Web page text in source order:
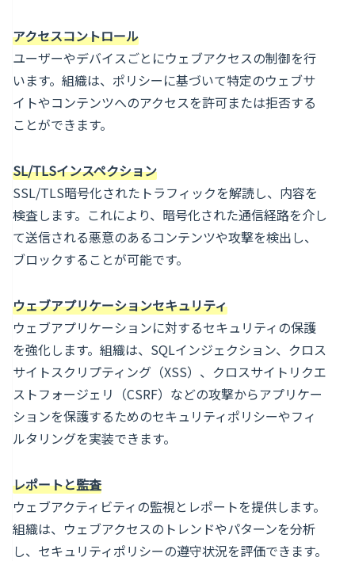
アクセスコントロール
ユーザーやデバイスごとにウェブアクセスの制御を行
います。組織は、ポリシーに基づいて特定のウェブサ
イトやコンテンツへのアクセスを許可または拒否する
ことができます。
SL/TLSインスペクション
SSL/TLS暗号化されたトラフィックを解読し、内容を
検査します。これにより、暗号化された通信経路を介し
て送信される悪意のあるコンテンツや攻撃を検出し、
ブロックすることが可能です。
ウェブアプリケーションセキュリティ
ウェブアプリケーションに対するセキュリティの保護
を強化します。組織は、SQLインジェクション、クロス
サイトスクリプティング（XSS）、クロスサイトリクエ
ストフォージェリ（CSRF）などの攻撃からアプリケー
ションを保護するためのセキュリティポリシーやフィ
ルタリングを実装できます。
レポートと監査
ウェブアクティビティの監視とレポートを提供します。
組織は、ウェブアクセスのトレンドやパターンを分析
し、セキュリティポリシーの遵守状況を評価できます。